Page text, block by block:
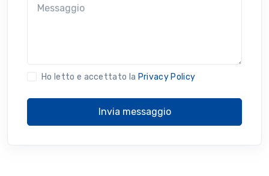
Ho letto e accettato la Privacy Policy
Invia messaggio